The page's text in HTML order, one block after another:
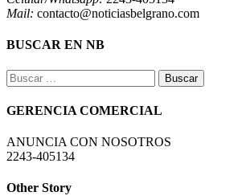
Mail: contacto@noticiasbelgrano.com
BUSCAR EN NB
Buscar:
GERENCIA COMERCIAL
ANUNCIA CON NOSOTROS
2243-405134
Other Story